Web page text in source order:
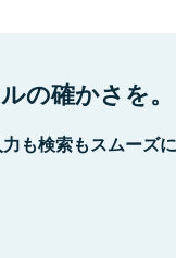
の確かさを。
も検索もスムーズ